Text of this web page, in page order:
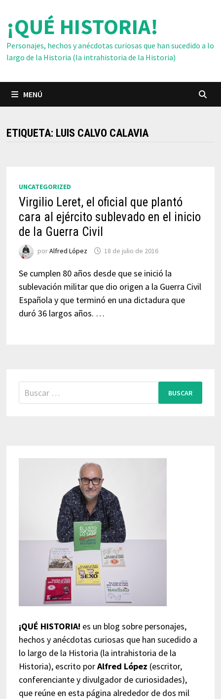
contenido
¡QUÉ HISTORIA!
Personajes, hechos y anécdotas curiosas que han sucedido a lo
largo de la Historia (la intrahistoria de la Historia)
MENÚ
ETIQUETA: LUIS CALVO CALAVIA
UNCATEGORIZED
Virgilio Leret, el oficial que plantó
cara al ejército sublevado en el inicio
de la Guerra Civil
porAlfred López 18 de julio de 2016
Se cumplen 80 años desde que se inició la
sublevación militar que dio origen a la Guerra Civil
Española y que terminó en una dictadura que
duró 36 largos años. …
Buscar:
¡QUÉ HISTORIA! es un blog sobre personajes,
hechos y anécdotas curiosas que han sucedido a
lo largo de la Historia (la intrahistoria de la
Historia), escrito porAlfred López (escritor,
conferenciante y divulgador de curiosidades),
que reúne en esta página alrededor de dos mil